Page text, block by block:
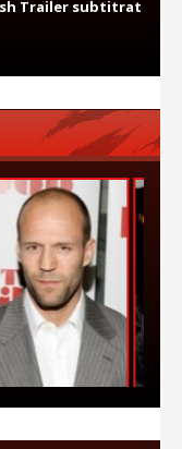
Trailer subtitrat